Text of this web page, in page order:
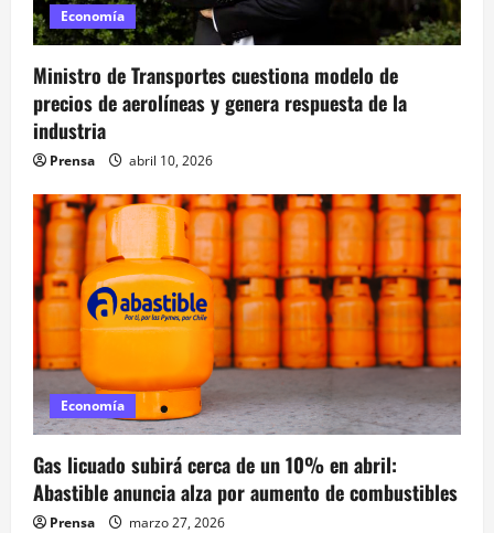
Economía
Ministro de Transportes cuestiona modelo de
precios de aerolíneas y genera respuesta de la
industria
Prensa abril 10, 2026
Economía
Gas licuado subirá cerca de un 10% en abril:
Abastible anuncia alza por aumento de combustibles
Prensa marzo 27, 2026